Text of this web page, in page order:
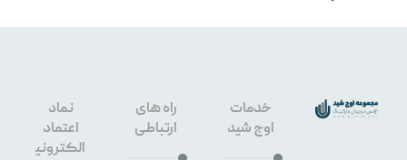
خدمات
اوج شید
راه های
ارتباطی
نماد
اعتماد
الکترونی